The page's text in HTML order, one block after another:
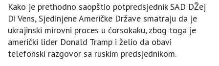
Kako je prethodno saopštio potpredsjednik SAD DŽej
Di Vens, Sjedinjene Američke Države smatraju da je
ukrajinski mirovni proces u ćorsokaku, zbog toga je
američki lider Donald Tramp i želio da obavi
telefonski razgovor sa ruskim predsjednikom.